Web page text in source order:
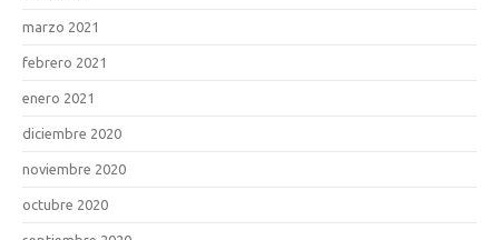
marzo 2021
febrero 2021
enero 2021
diciembre 2020
noviembre 2020
octubre 2020